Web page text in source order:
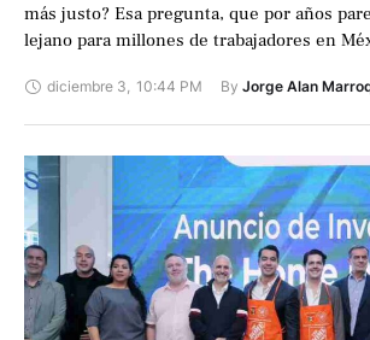
más justo? Esa pregunta, que por años
lejano para millones de trabajadores en
diciembre 3 10:44 PM By Jorge Alan